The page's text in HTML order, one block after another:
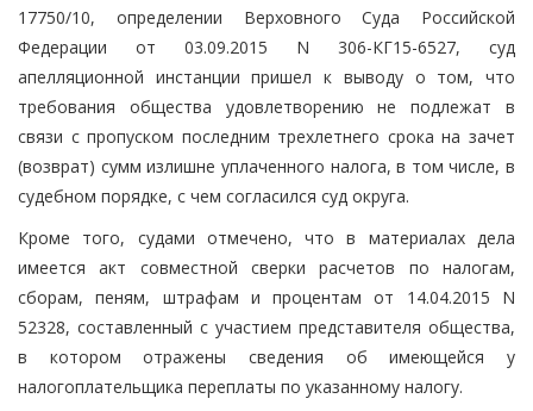
17750/10, определении Верховного Суда Российской
Федерации от 03.09.2015 N 306-КГ15-6527, суд
апелляционной инстанции пришел к выводу о том, что
требования общества удовлетворению не подлежат в
связи с пропуском последним трехлетнего срока на зачет
(возврат) сумм излишне уплаченного налога, в том числе, в
судебном порядке, с чем согласился суд округа.
Кроме того, судами отмечено, что в материалах дела
имеется акт совместной сверки расчетов по налогам,
сборам, пеням, штрафам и процентам от 14.04.2015 N
52328, составленный с участием представителя общества,
в котором отражены сведения об имеющейся у
налогоплательщика переплаты по указанному налогу.